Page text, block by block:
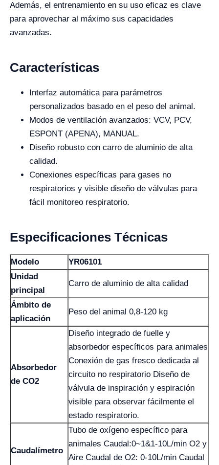
Además, el entrenamiento en su uso eficaz es clave
para aprovechar al máximo sus capacidades
avanzadas.
Características
Interfaz automática para parámetros
personalizados basado en el peso del animal.
Modos de ventilación avanzados: VCV, PCV,
ESPONT (APENA), MANUAL.
Diseño robusto con carro de aluminio de alta
calidad.
Conexiones específicas para gases no
respiratorios y visible diseño de válvulas para
fácil monitoreo respiratorio.
Especificaciones Técnicas
Modelo
YR06101
Unidad
principal
Carro de aluminio de alta calidad
Ámbito de
aplicación
Peso del animal 0,8-120 kg
Absorbedor
de CO2
Diseño integrado de fuelle y
absorbedor específicos para animales
Conexión de gas fresco dedicada al
circuito no respiratorio Diseño de
válvula de inspiración y espiración
visible para observar fácilmente el
estado respiratorio.
Caudalímetro
Tubo de oxígeno específico para
animales Caudal:0~1&1-10L/min O2 y
Aire Caudal de O2: 0-10L/min Caudal